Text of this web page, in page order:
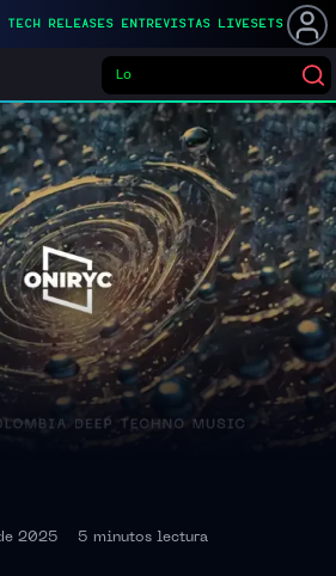
TECH RELEASES ENTREVISTAS LIVESETS
Lo que quier
Buscar eventos
2025 5 minutos lectura